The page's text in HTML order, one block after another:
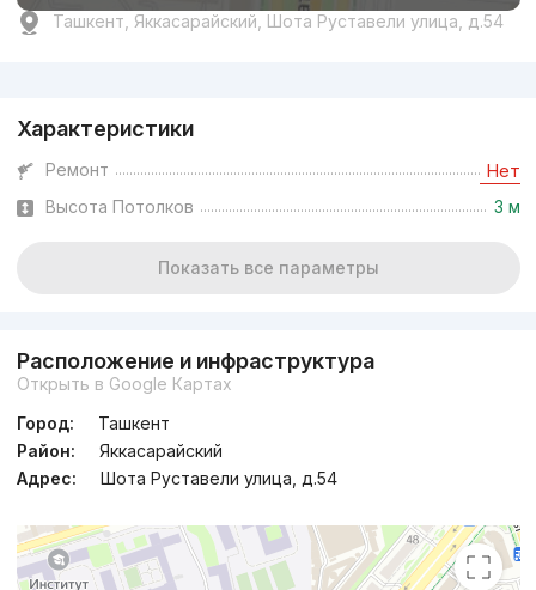
Ташкент, Яккасарайский, Шота Руставели улица, д.54
Характеристики
Ремонт Нет
Высота Потолков 3 м
Показать все параметры
Расположение и инфраструктура
Открыть в Google Картах
Город:
Ташкент
Район:
Яккасарайский
Адрес:
Шота Руставели улица, д.54